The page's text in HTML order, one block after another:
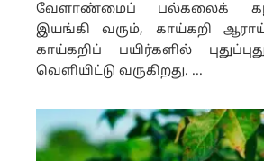
வேளாண்மைப் பல்கலைக்
இயங்கி வரும், காய்கறி
காய்கறிப் பயிர்களில்
வெளியிட்டு வருகிறது. ...